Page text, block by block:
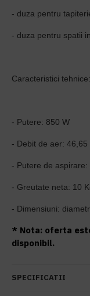
- duza pentru
- duza pentru spatii
Caracteristici tehnice:
- Putere: 850 W
- Debit de aer: 46,65
- Putere de
- Greutate neta: 10
- Dimensiuni:
* Nota: oferta
disponibil.
SPECIFICATII